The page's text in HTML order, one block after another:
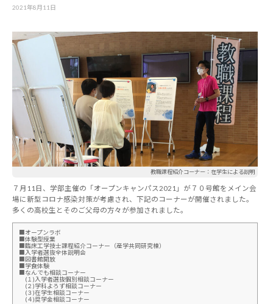
2021年8月11日
教職課程紹介コーナー：在学生による説明
７月11日、学部主催の「オープンキャンパス2021」が７０号館をメイン会
場に新型コロナ感染対策が考慮され、下記のコーナーが開催されました。
多くの高校生とそのご父母の方々が参加されました。
■オープンラボ
■体験型授業
■臨床工学技士課程紹介コーナー（産学共同研究棟）
■入学者選抜全体説明会
■図書館開放
■学食体験
■なんでも相談コーナー
(１)入学者選抜個別相談コーナー
(２)学科よろず相談コーナー
(３)在学生相談コーナー
(４)奨学金相談コーナー